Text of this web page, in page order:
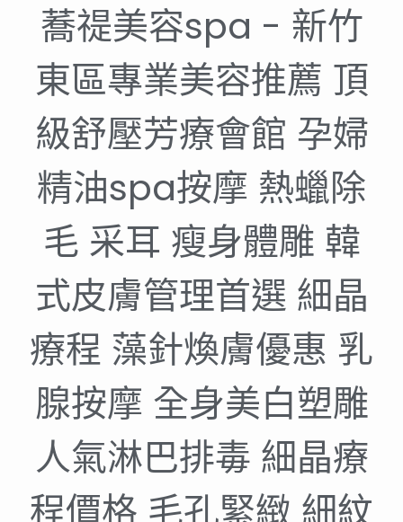
蕎禔美容spa - 新竹
東區專業美容推薦 頂
級舒壓芳療會館 孕婦
精油spa按摩 熱蠟除
毛 采耳 瘦身體雕 韓
式皮膚管理首選 細晶
療程 藻針煥膚優惠 乳
腺按摩 全身美白塑雕
人氣淋巴排毒 細晶療
程價格 毛孔緊緻 細紋